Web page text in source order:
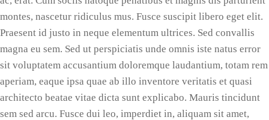
montes, nascetur ridiculus mus. Fusce suscipit libero eget elit.
Praesent id justo in neque elementum ultrices. Sed convallis
magna eu sem. Sed ut perspiciatis unde omnis iste natus error
sit voluptatem accusantium doloremque laudantium, totam rem
aperiam, eaque ipsa quae ab illo inventore veritatis et quasi
architecto beatae vitae dicta sunt explicabo. Mauris tincidunt
sem sed arcu. Fusce dui leo, imperdiet in, aliquam sit amet,